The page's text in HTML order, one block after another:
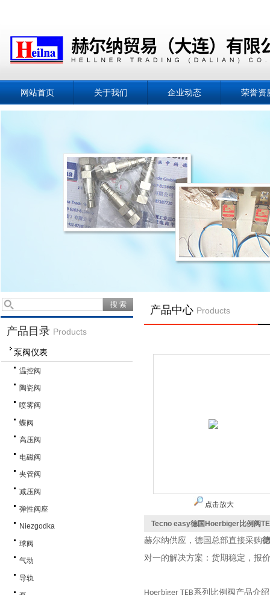
网站首页 关于我们 企业动态 荣誉资
产品目录 Products
泵阀仪表
温控阀
陶瓷阀
喷雾阀
蝶阀
高压阀
电磁阀
夹管阀
减压阀
弹性阀座
Niezgodka
球阀
气动
导轨
产品中心 Products
点击放大
Tecno easy德国Hoerbiger比例阀
赫尔纳供应，德国总部直接采购
对一的解决方案：货期稳定，报
Hoerbiger TEB系列比例阀产品介绍